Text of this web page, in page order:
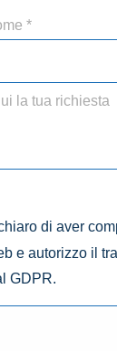
di aver
e autorizzo il
GDPR.